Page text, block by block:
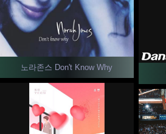
노라존스 Don't Know Why